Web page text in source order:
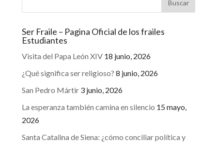
Ser Fraile – Pagina Oficial de los frailes
Estudiantes
Visita del Papa León XIV 18 junio, 2026
¿Qué significa ser religioso? 8 junio, 2026
San Pedro Mártir 3 junio, 2026
La esperanza también camina en silencio 15 mayo,
2026
Santa Catalina de Siena: ¿cómo conciliar política y